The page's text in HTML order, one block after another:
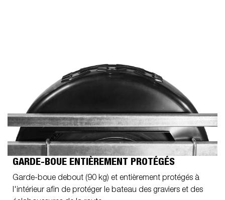
GARDE-BOUE ENTIÈREMENT PROTÉGÉS
Garde-boue debout (90 kg) et entièrement protégés à
l'intérieur afin de protéger le bateau des graviers et des